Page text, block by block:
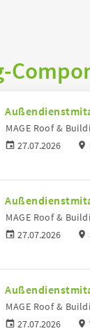
27.07.2026
MAGE Roof &
27.07.2026
MAGE Roof &
27.07.2026
MAGE Roof &